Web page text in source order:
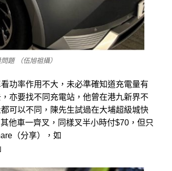
題 （伍旭祖攝）
功率作用不大，未必準確知道充電量有
亦要找不同充電站，他曾在港九新界不
可以不同，陳先生試過在大埔超級城快
他車一齊叉，同樣叉半小時付$70，但只
（分享），如